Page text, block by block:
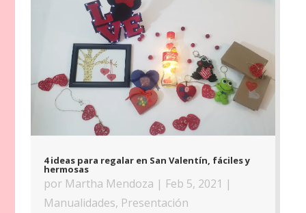
4 ideas para regalar en San Valentín, fáciles y
hermosas
por Martha Mendoza | Feb 5, 2021 |
Manualidades, Presentación